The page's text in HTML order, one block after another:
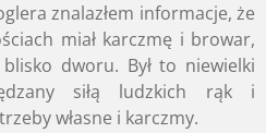
znalazłem informacje, że
miał karczmę i browar,
dworu. Był to niewielki
siłą ludzkich rąk i
własne i karczmy.